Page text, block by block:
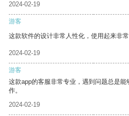
2024-02-19
游客
这款软件的设计非常人性化，使用起来非常
2024-02-19
游客
这款app的客服非常专业，遇到问题总是
作。
2024-02-19